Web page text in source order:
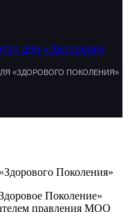
для «Здорового
«ЗДОРОВОГО ПОКОЛЕНИЯ»
Поколения»
Поколение»
правления МОО